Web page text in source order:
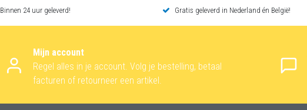
Binnen 24 uur geleverd! Gratis geleverd in Nederland én België!
Mijn account
Regel alles in je account. Volg je bestelling, betaal
facturen of retourneer een artikel.